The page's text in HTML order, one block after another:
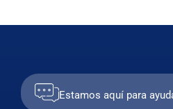
Estamos aquí para